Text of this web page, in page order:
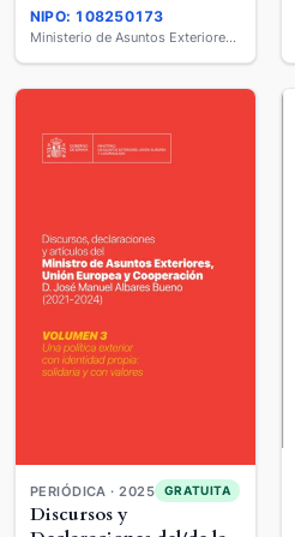
NIPO: 108250173
Ministerio de Asuntos Exteriores, Unión Europea y Cooperación
PERIÓDICA · 2025 GRATUITA
Discursos y